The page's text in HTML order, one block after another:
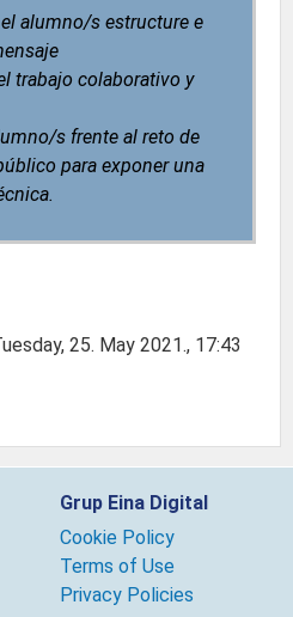
alumno/s estructure e
trabajo colaborativo y
s frente al reto de
para exponer una
25. May 2021., 17:43
Grup Eina Digital
Cookie Policy
Terms of Use
Privacy Policies